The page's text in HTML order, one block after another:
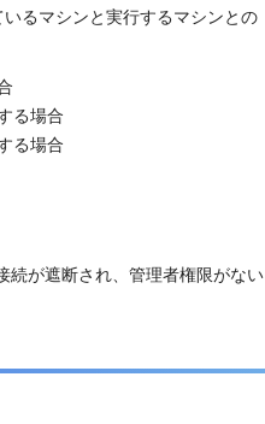
るマシンと実行するマシンとの
る場合
る場合
続が遮断され、管理者権限がない